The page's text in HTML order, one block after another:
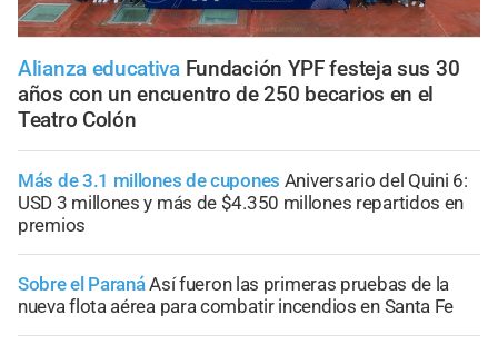
Alianza educativa Fundación YPF festeja sus 30
años con un encuentro de 250 becarios en el
Teatro Colón
Más de 3.1 millones de cupones Aniversario del Quini 6:
USD 3 millones y más de $4.350 millones repartidos en
premios
Sobre el ParanáAsí fueron las primeras pruebas de la
nueva flota aérea para combatir incendios en Santa Fe